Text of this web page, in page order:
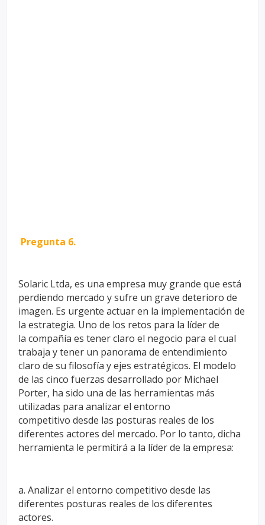
Pregunta 6.
Solaric Ltda, es una empresa muy grande que está
perdiendo mercado ysufre un grave deterioro de
imagen. Es urgente actuar en la implementación de
la estrategia. Uno de los retos para la líder de
la compañía es tener claro el negocio para el cual
trabaja y tener un panorama de entendimiento
claro de su filosofía y ejes estratégicos. El modelo
de las cinco fuerzas desarrollado por Michael
Porter, ha sido una de las herramientas más
utilizadas para analizar el entorno
competitivo desde las posturas reales de los
diferentes actores del mercado. Por lo tanto, dicha
herramienta le permitirá a la líder de la empresa:
a. Analizar el entorno competitivo desde las
diferentes posturas reales de los diferentes
actores.